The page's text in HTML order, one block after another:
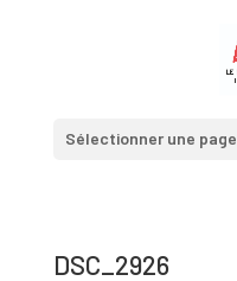
Sélectionner une page
DSC_2926